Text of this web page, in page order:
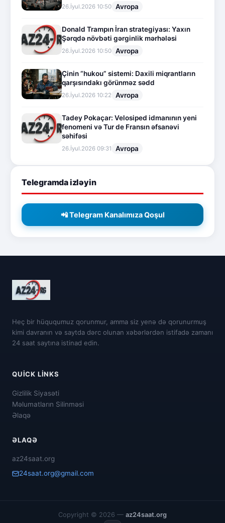
26.İyul.2026 10:50 Avropa
Donald Trampın İran strategiyası: Yaxın
Şərqdə növbəti gərginlik mərhələsi
26.İyul.2026 10:50 Avropa
Çinin “hukou” sistemi: Daxili miqrantların
qarşısındakı görünməz sədd
26.İyul.2026 10:22 Avropa
Tadey Pokaçar: Velosiped idmanının yeni
fenomeni və Tur de Fransın əfsanəvi
səhifəsi
26.İyul.2026 09:31 Avropa
Telegramda izləyin
📲 Telegram Kanalımıza Qoşul
Heç bir hüququmuz qorunmur, amma siz yenə də qorunurmuş
kimi davranın və saytda dərc olunan xəbərlərdən istifadə zamanı
24 saat saytına istinad edin.
QUICK LINKS
Gizlilik Siyasəti
Məlumatların Silinməsi
Əlaqə
ƏLAQƏ
az24saat.org
24saat.org@gmail.com
Copyright © 2026 — az24saat.org